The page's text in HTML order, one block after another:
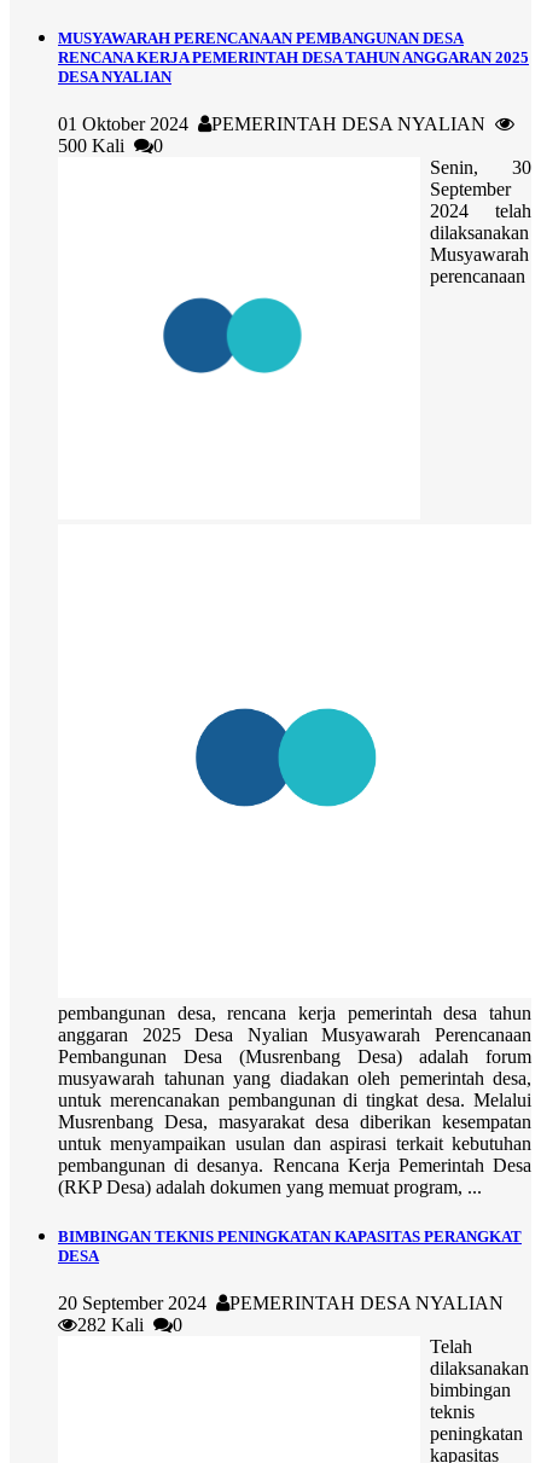
MUSYAWARAH PERENCANAAN PEMBANGUNAN DESA
RENCANA KERJA PEMERINTAH DESA TAHUN ANGGARAN 2025
DESA NYALIAN
01 Oktober 2024
PEMERINTAH DESA NYALIAN
500 Kali
0
Senin, 30
September
2024 telah
dilaksanakan
Musyawarah
perencanaan
pembangunan desa, rencana kerja pemerintah desa tahun
anggaran 2025 Desa Nyalian Musyawarah Perencanaan
Pembangunan Desa (Musrenbang Desa) adalah forum
musyawarah tahunan yang diadakan oleh pemerintah desa,
untuk merencanakan pembangunan di tingkat desa. Melalui
Musrenbang Desa, masyarakat desa diberikan kesempatan
untuk menyampaikan usulan dan aspirasi terkait kebutuhan
pembangunan di desanya. Rencana Kerja Pemerintah Desa
(RKP Desa) adalah dokumen yang memuat program, ...
BIMBINGAN TEKNIS PENINGKATAN KAPASITAS PERANGKAT
DESA
20 September 2024
PEMERINTAH DESA NYALIAN
282 Kali
0
Telah
dilaksanakan
bimbingan
teknis
peningkatan
kapasitas